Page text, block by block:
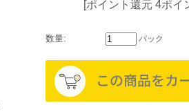
[ポイント還元 4ポイ
数量: パック